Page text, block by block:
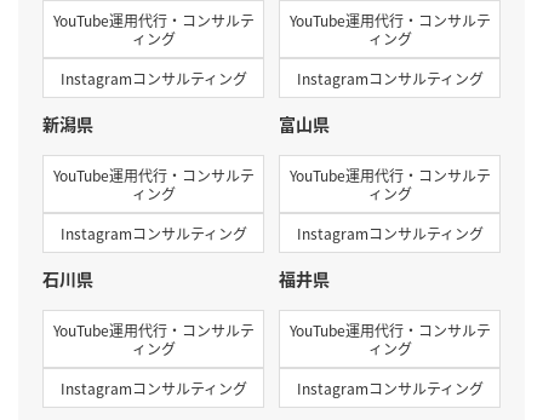
YouTube運用代行・コンサルテ
ィング
Instagramコンサルティング
YouTube運用代行・コンサルテ
ィング
Instagramコンサルティング
新潟県
YouTube運用代行・コンサルテ
ィング
Instagramコンサルティング
富山県
YouTube運用代行・コンサルテ
ィング
Instagramコンサルティング
石川県
YouTube運用代行・コンサルテ
ィング
Instagramコンサルティング
福井県
YouTube運用代行・コンサルテ
ィング
Instagramコンサルティング